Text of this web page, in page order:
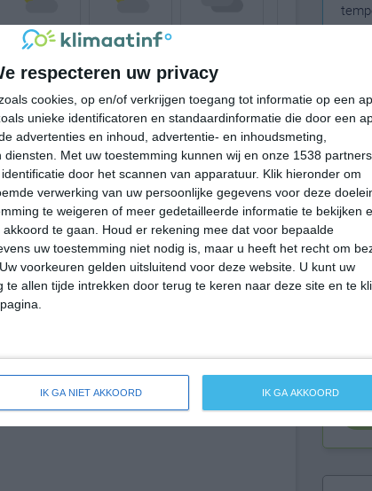
respecteren uw privacy
cookies, op en/of verkrijgen toegang tot informatie op een
unieke identificatoren en standaardinformatie die door een
advertenties en inhoud, advertentie- en inhoudsmeting,
Met uw toestemming kunnen wij en onze 1538 partners
door het scannen van apparatuur. Klik hieronder om
verwerking van uw persoonlijke gegevens voor deze
te weigeren of meer gedetailleerde informatie te bekijken
te gaan.
Houd er rekening mee dat voor bepaalde
uw toestemming niet nodig is, maar u heeft het recht om
voorkeuren gelden uitsluitend voor deze website. U kunt uw
allen tijde intrekken door terug te keren naar deze site en te
IK GA NIET AKKOORD IK GA AKKOORD
32° 22° 22°
30°C 29°C 25°C
15:00 18:00 21:00
15:00 18:00 21:00
Z 1 ZO 1 O 1
Lakeview Estates
Het